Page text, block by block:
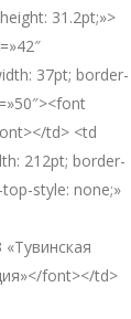
31.2pt;»>
37pt; border-
td> <td
212pt; border-
style: none;»
font></td>